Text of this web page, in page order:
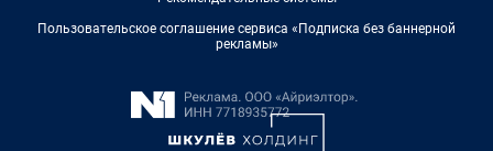
Пользовательское соглашение сервиса «Подписка без баннерной
рекламы»